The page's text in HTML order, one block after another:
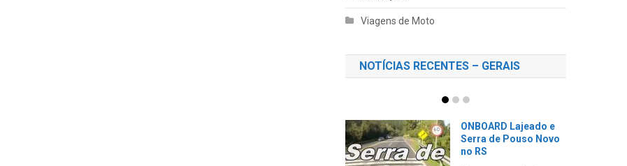
Viagens de Moto
NOTÍCIAS RECENTES – GERAIS
CAMINHANDO no
trânsito PERIGOSO de
SÃO PAULO até o